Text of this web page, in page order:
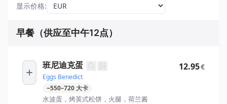
显示价格:
早餐（供应至中午12点）
班尼迪克蛋
Eggs Benedict
~550–720大卡
水波蛋，烤英式松饼，火腿，荷兰酱
12.95€